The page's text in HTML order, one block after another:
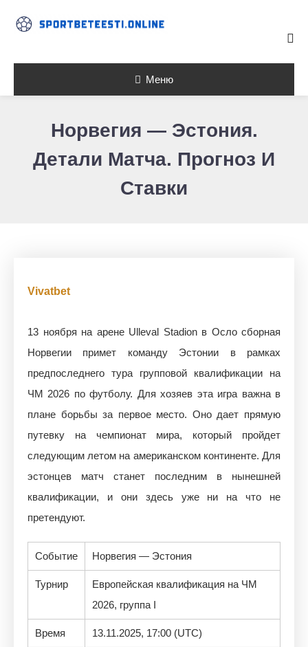
Меню
Норвегия — Эстония.
Детали Матча. Прогноз И
Ставки
Vivatbet
13 ноября на арене Ulleval Stadion в Осло сборная
Норвегии примет команду Эстонии в рамках
предпоследнего тура групповой квалификации на
ЧМ 2026 по футболу. Для хозяев эта игра важна в
плане борьбы за первое место. Оно дает прямую
путевку на чемпионат мира, который пройдет
следующим летом на американском континенте. Для
эстонцев матч станет последним в нынешней
квалификации, и они здесь уже ни на что не
претендуют.
Событие Норвегия — Эстония
Турнир
Европейская квалификация на ЧМ
2026, группа I
Время 13.11.2025, 17:00 (UTC)